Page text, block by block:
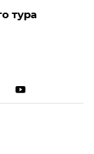
тура